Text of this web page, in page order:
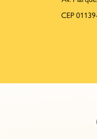
CEP